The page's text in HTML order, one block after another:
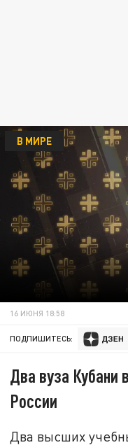
В МИРЕ
16 ИЮНЯ 18:58
ПОДПИШИТЕСЬ:
Два вуза Кубани
России
Два высших